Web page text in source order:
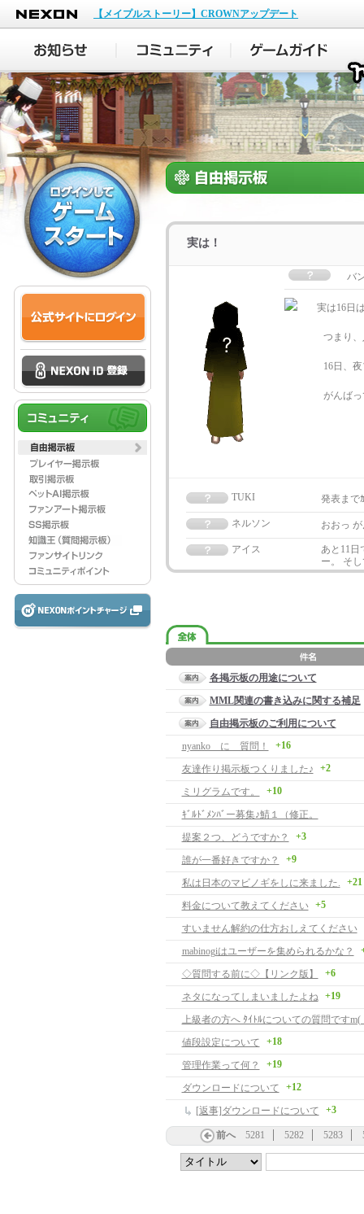
NEXON
【メイプルストーリー】CROWNアップデート
実は！
バ
実は16日は、
つまり、入試
16日、夜プレ
がんばって
TUKI 発表まで
ネルソン おおっ
アイス
あと11日
ー。 そ
各掲示板の用途について
MML関連の書き込みに関する補足
自由掲示板のご利用について
nyanko に 質問！
+16
友達作り掲示板つくりました♪ +2
ミリグラムです。 +10
ｷﾞﾙﾄﾞﾒﾝﾊﾞー募集♪鯖１（修正。
提案２つ、どうですか？
+3
誰が一番好きですか？ +9
私は日本のマビノギをしに来ました. +21
料金について教えてください +5
すいません解約の仕方おしえてください
mabinogiはユーザーを集められるかな？
◇質問する前に◇【リンク版】 +6
ネタになってしまいましたよね +19
上級者の方へ ﾀｲﾄﾙについての質問ですm(
値段設定について
+18
管理作業って何？ +19
ダウンロードについて +12
[返事]ダウンロードについて +3
前へ 5281 5282 5283